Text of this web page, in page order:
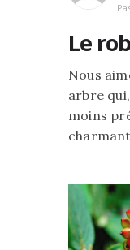
Le
Nous
arbre
moins